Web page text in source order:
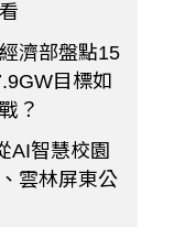
濟部盤點15
目標如
？
AI智慧校園
雲林屏東公